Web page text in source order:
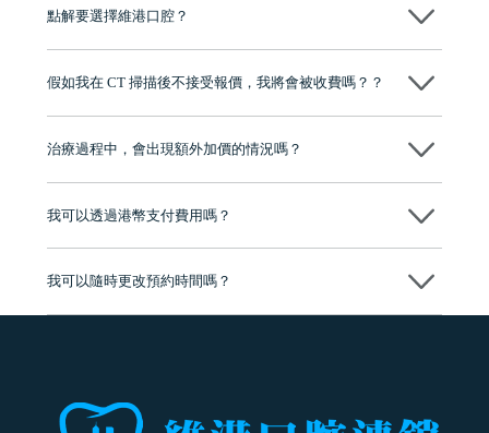
點解要選擇維港口腔？
牌」、「2025香港企業領袖品牌」，是諾貝爾種植系統全球放心植牙中
至今已服務超過三十個國家和地區的顧客，受到粵港澳大灣區及周邊城
有咨詢及服務保障中心，有任何問題都可以隨時預約免費咨詢，讓人十
假如我在 CT 掃描後不接受報價，我將會被收費嗎？？
治療過程中，會出現額外加價的情況嗎？
我可以透過港幣支付費用嗎？
可以。維港口腔會按照當日匯率轉算收取費用，而匯率會及時告知客人
我可以隨時更改預約時間嗎？